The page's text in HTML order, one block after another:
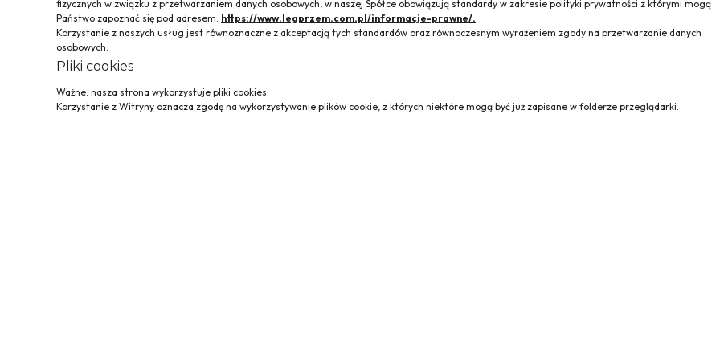
fizycznych w związku z przetwarzaniem danych osobowych, w naszej Spółce obowiązują standardy w zakresie polityki prywatności z którymi mogą
Państwo zapoznać się pod adresem: https://www.legprzem.com.pl/informacje-prawne/.
Korzystanie z naszych usług jest równoznaczne z akceptacją tych standardów oraz równoczesnym wyrażeniem zgody na przetwarzanie danych
osobowych.
Pliki cookies
Ważne: nasza strona wykorzystuje pliki cookies.
Korzystanie z Witryny oznacza zgodę na wykorzystywanie plików cookie, z których niektóre mogą być już zapisane w folderze przeglądarki.